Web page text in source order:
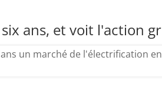
ans, et voit l'action
un marché de l'électrification